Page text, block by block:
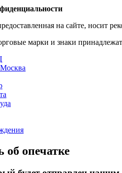
на сайте, носит
марки и знаки
опечатке